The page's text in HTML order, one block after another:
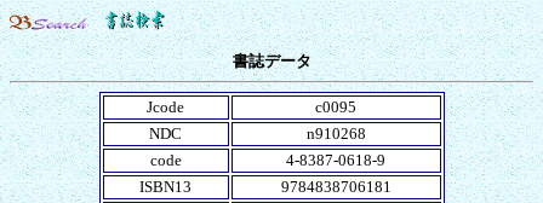
書誌データ
Jcode
c0095
NDC
n910268
code
4-8387-0618-9
ISBN13
9784838706181